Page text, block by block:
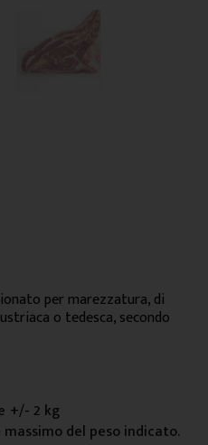
per marezzatura, di
o tedesca, secondo
+/- 2 kg
del peso indicato.